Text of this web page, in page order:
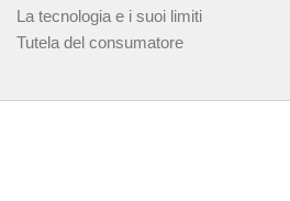
La tecnologia e i suoi limiti
Tutela del consumatore